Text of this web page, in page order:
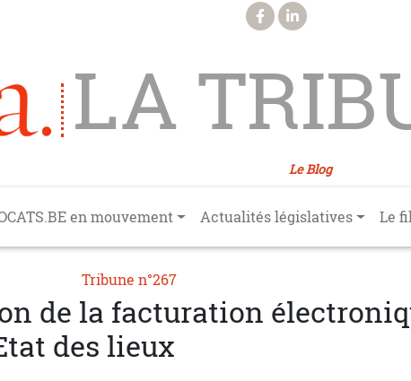
LA
Le Blog
en mouvement Actualités législatives Le
Tribune n°267
de la facturation
des lieux